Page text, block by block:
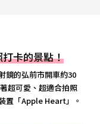
卡的景點！
鏡的弘前市開車約30
超可愛、超適合拍照
置「Apple Heart」。